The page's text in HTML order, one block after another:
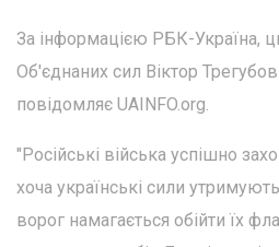
За інформацією РБК-Україна,
Об'єднаних сил Віктор
повідомляє UAINFO.org.
"Російські війська успішно
хоча українські сили утримують
ворог намагається обійти їх